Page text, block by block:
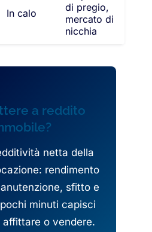
In calo
di pregio,
mercato di
nicchia
a reddito
netta della
rendimento
sfitto e
minuti capisci
affittare o vendere.